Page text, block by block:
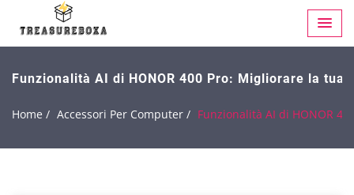
Funzionalità AI di HONOR 400 Pro: Migliorare la tua
Home / Accessori Per Computer / Funzionalità AI di HONOR